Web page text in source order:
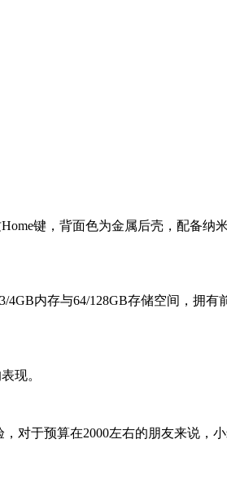
键，背面色为金属后壳，配备纳
内存与64/128GB存储空间，拥有
现。
于预算在2000左右的朋友来说，小